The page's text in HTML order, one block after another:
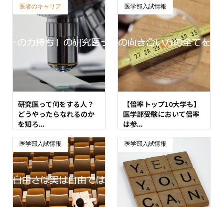
医者のキャリア
研究医って何をする人？
どうやったらなれるのか
を知ろ...
医学部入試情報
【倍率トップ10大学も】
医学部受験において倍率
は参...
医学部入試情報 医学部入試情報